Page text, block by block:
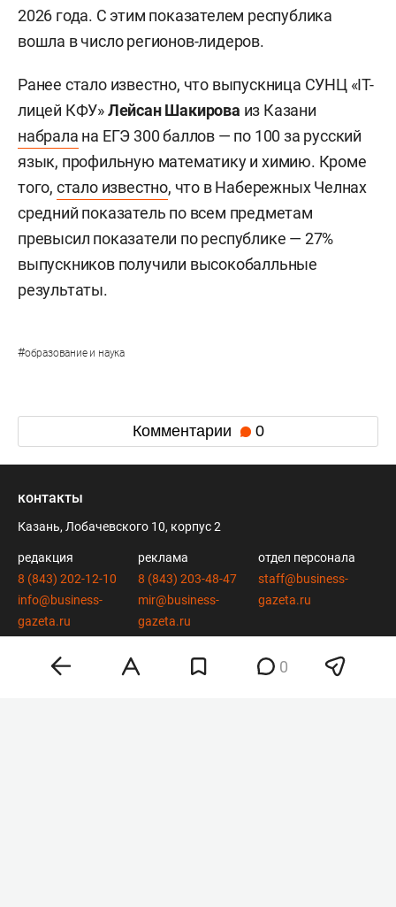
2026 года. С этим показателем республика
вошла в число регионов-лидеров.
Ранее стало известно, что выпускница СУНЦ «IT-
лицей КФУ»Лейсан Шакирова из Казани
набрала на ЕГЭ 300 баллов — по 100 за русский
язык, профильную математику и химию. Кроме
того, стало известно, что в Набережных Челнах
средний показатель по всем предметам
превысил показатели по республике — 27%
выпускников получили высокобалльные
результаты.
#образование и наука
Комментарии 0
0
контакты
Казань, Лобачевского 10, корпус 2
редакция
8 (843) 202-12-10
info@business-
gazeta.ru
реклама
8 (843) 203-48-47
mir@business-
gazeta.ru
отдел персонала
staff@business-
gazeta.ru